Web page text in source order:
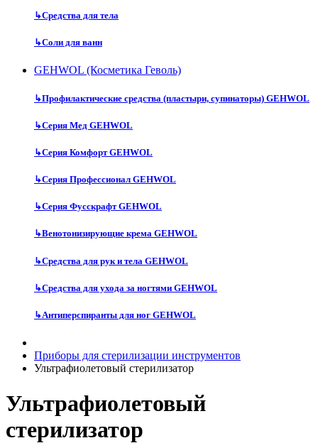
↳Средства для тела
↳Соли для ванн
GEHWOL (Косметика Геволь)
↳Профилактические средства (пластыри, супинаторы) GEHWOL
↳Серия Мед GEHWOL
↳Серия Комфорт GEHWOL
↳Серия Профессионал GEHWOL
↳Серия Фусскрафт GEHWOL
↳Венотонизирующие крема GEHWOL
↳Средства для рук и тела GEHWOL
↳Средства для ухода за ногтями GEHWOL
↳Антиперспиранты для ног GEHWOL
Приборы для стерилизации инструментов
Ультрафиолетовый стерилизатор
Ультрафиолетовый
стерилизатор